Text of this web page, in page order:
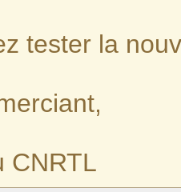
tester la
CNRTL